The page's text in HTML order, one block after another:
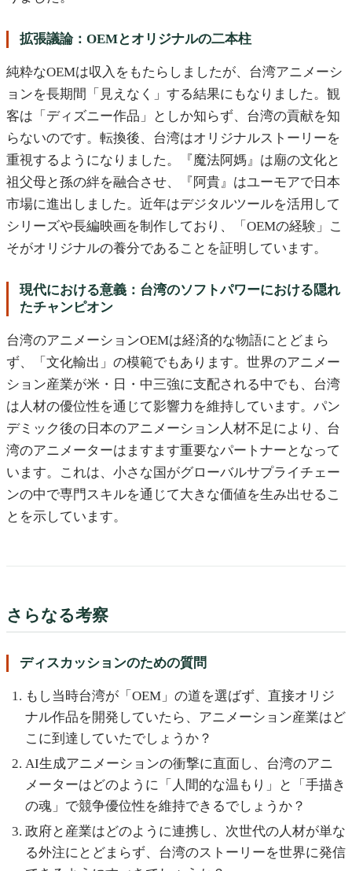
拡張議論：OEMとオリジナルの二本柱
純粋なOEMは収入をもたらしましたが、台湾アニメーシ
ョンを長期間「見えなく」する結果にもなりました。観
客は「ディズニー作品」としか知らず、台湾の貢献を知
らないのです。転換後、台湾はオリジナルストーリーを
重視するようになりました。『魔法阿媽』は廟の文化と
祖父母と孫の絆を融合させ、『阿貴』はユーモアで日本
市場に進出しました。近年はデジタルツールを活用して
シリーズや長編映画を制作しており、「OEMの経験」こ
そがオリジナルの養分であることを証明しています。
現代における意義：台湾のソフトパワーにおける隠れ
たチャンピオン
台湾のアニメーションOEMは経済的な物語にとどまら
ず、「文化輸出」の模範でもあります。世界のアニメー
ション産業が米・日・中三強に支配される中でも、台湾
は人材の優位性を通じて影響力を維持しています。パン
デミック後の日本のアニメーション人材不足により、台
湾のアニメーターはますます重要なパートナーとなって
います。これは、小さな国がグローバルサプライチェー
ンの中で専門スキルを通じて大きな価値を生み出せるこ
とを示しています。
さらなる考察
ディスカッションのための質問
もし当時台湾が「OEM」の道を選ばず、直接オリジ
ナル作品を開発していたら、アニメーション産業はど
こに到達していたでしょうか？
AI生成アニメーションの衝撃に直面し、台湾のアニ
メーターはどのように「人間的な温もり」と「手描き
の魂」で競争優位性を維持できるでしょうか？
政府と産業はどのように連携し、次世代の人材が単な
る外注にとどまらず、台湾のストーリーを世界に発信